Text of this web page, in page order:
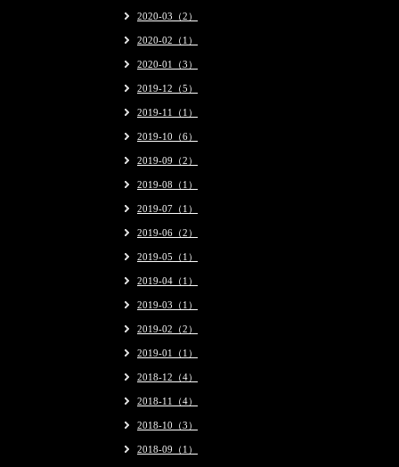
2020-03（2）
2020-02（1）
2020-01（3）
2019-12（5）
2019-11（1）
2019-10（6）
2019-09（2）
2019-08（1）
2019-07（1）
2019-06（2）
2019-05（1）
2019-04（1）
2019-03（1）
2019-02（2）
2019-01（1）
2018-12（4）
2018-11（4）
2018-10（3）
2018-09（1）